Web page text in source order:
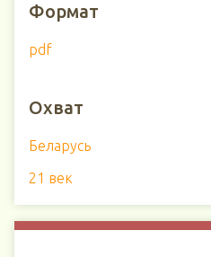
Формат
pdf
Охват
Беларусь
21 век